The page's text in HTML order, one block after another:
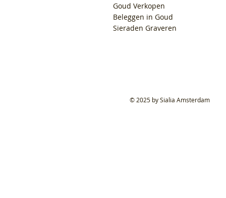
Goud Verkopen
Beleggen in Goud
Sieraden Graveren
© 2025 by Sialia Amsterdam